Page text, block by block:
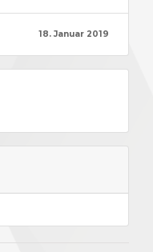
18. Januar 2019